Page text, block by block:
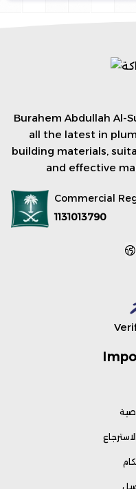
Burahem Abdullah Al-
all the latest in
building materials,
and effective
Commercial
1131013790